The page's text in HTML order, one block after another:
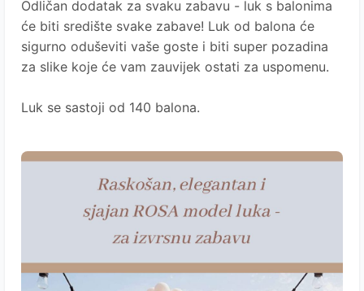
Odličan dodatak za svaku zabavu - luk s balonima
će biti središte svake zabave! Luk od balona će
sigurno oduševiti vaše goste i biti super pozadina
za slike koje će vam zauvijek ostati za uspomenu.
Luk se sastoji od 140 balona.